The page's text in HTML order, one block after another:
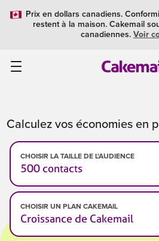
Prix en dollars canadiens.
restent à la maison. Cakemail
canadiennes. Voir
Calculez vos économies en
CHOISIR LA TAILLE DE L'AUDIENCE
500 contacts
CHOISIR UN PLAN CAKEMAIL
Croissance de Cakemail